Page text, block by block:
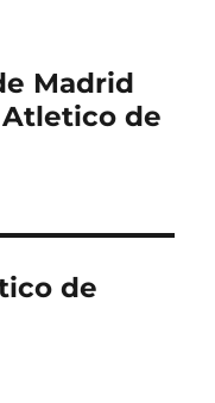
Madrid
Atletico de
de